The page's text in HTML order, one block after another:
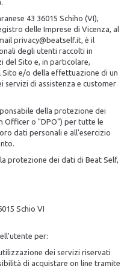
43 36015 Schiho (VI),
delle Imprese di Vicenza, al
privacy@beatself.it, è il
degli utenti raccolti in
del Sito e, in particolare,
e/o della effettuazione di un
servizi di assistenza e customer
della protezione dei
Officer o "DPO") per tutte le
dati personali e all'esercizio
protezione dei dati di Beat Self,
Schio VI
per:
dei servizi riservati
di acquistare on line tramite